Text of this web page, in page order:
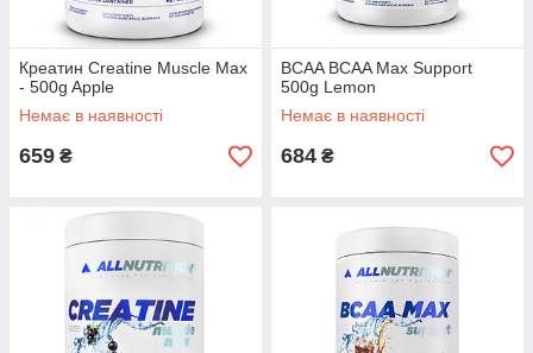
Креатин Creatine Muscle Max
- 500g Apple
Немає в наявності
659 ₴
BCAA BCAA Max Support
500g Lemon
Немає в наявності
684 ₴